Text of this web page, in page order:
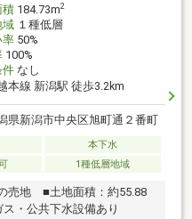
積184.73m2
域１種低層
率50%
100%
件なし
本線 新潟駅 徒歩3.2km
県新潟市中央区旭町通２番町
本下水
1種低層地域
売地 ■土地面積：約55.88
・公共下水設備あり